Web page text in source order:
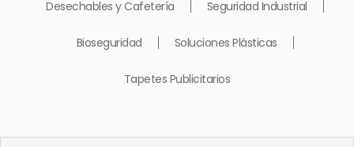
Desechables y Cafetería Seguridad Industrial
Bioseguridad Soluciones Plásticas
Tapetes Publicitarios